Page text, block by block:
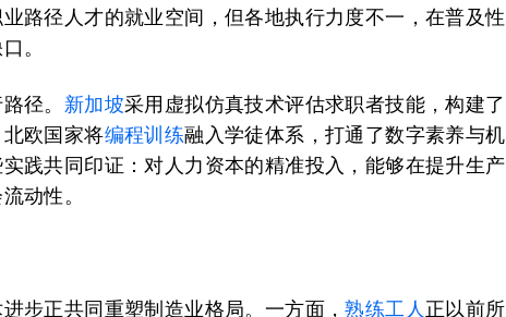
路径人才的就业空间，但各地执行力度不一，在普及性
。
径。 新加坡采用虚拟仿真技术评估求职者技能，构建了
欧国家将编程训练融入学徒体系，打通了数字素养与机
践共同印证：对人力资本的精准投入，能够在提升生产
动性。
步正共同重塑制造业格局。一方面，熟练工人 正以前所